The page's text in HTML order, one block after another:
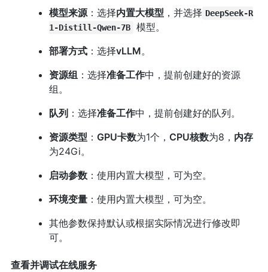
模型来源：选择内置大模型 ，并选择 DeepSeek-R
1-Distill-Qwen-7B
模型。
部署方式：选择vLLM。
资源组：选择准备工作中，提前创建好的资源
组。
队列 ：选择准备工作中，提前创建好的队列。
资源类型 ： GPU卡数为1个， CPU核数为8， 内存
为24Gi。
启动参数：使用内置大模型，可为空。
环境变量：使用内置大模型，可为空。
其他参数保持默认或根据实际情况进行修改即
可。
查看并调试在线服务